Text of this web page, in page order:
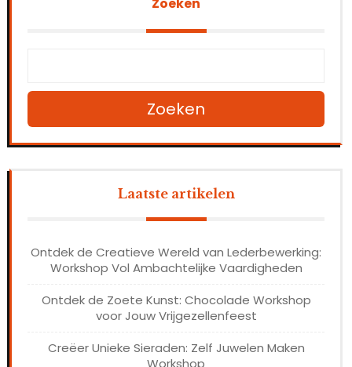
Zoeken
Zoeken
Laatste artikelen
Ontdek de Creatieve Wereld van Lederbewerking:
Workshop Vol Ambachtelijke Vaardigheden
Ontdek de Zoete Kunst: Chocolade Workshop
voor Jouw Vrijgezellenfeest
Creëer Unieke Sieraden: Zelf Juwelen Maken
Workshop